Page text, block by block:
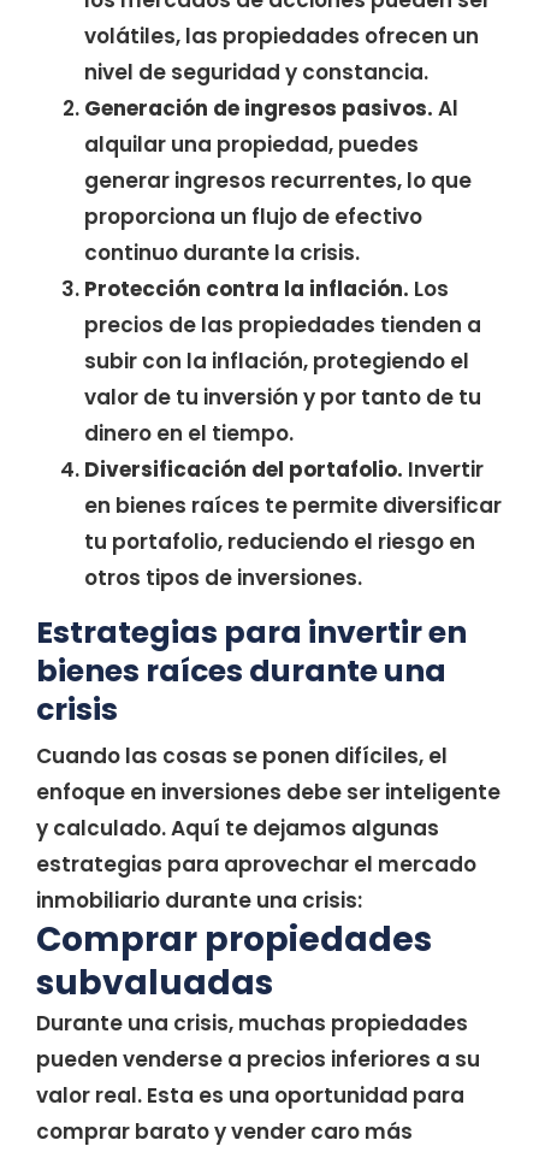
volátiles, las propiedades ofrecen un
nivel de seguridad y constancia.
Generación de ingresos pasivos. Al
alquilar una propiedad, puedes
generar ingresos recurrentes, lo que
proporciona un flujo de efectivo
continuo durante la crisis.
Protección contra la inflación. Los
precios de las propiedades tienden a
subir con la inflación, protegiendo el
valor de tu inversión y por tanto de tu
dinero en el tiempo.
Diversificación del portafolio. Invertir
en bienes raíces te permite diversificar
tu portafolio, reduciendo el riesgo en
otros tipos de inversiones.
Estrategias para invertir en
bienes raíces durante una
crisis
Cuando las cosas se ponen difíciles, el
enfoque en inversiones debe ser inteligente
y calculado. Aquí te dejamos algunas
estrategias para aprovechar el mercado
inmobiliario durante una crisis:
Comprar propiedades
subvaluadas
Durante una crisis, muchas propiedades
pueden venderse a precios inferiores a su
valor real. Esta es una oportunidad para
comprar barato y vender caro más